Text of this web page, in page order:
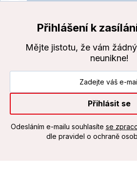
Přihlášení k
Mějte jistotu, že vám
neunikne!
Přihlásit se
Odesláním e-mailu souhlasíte se
dle pravidel o ochraně